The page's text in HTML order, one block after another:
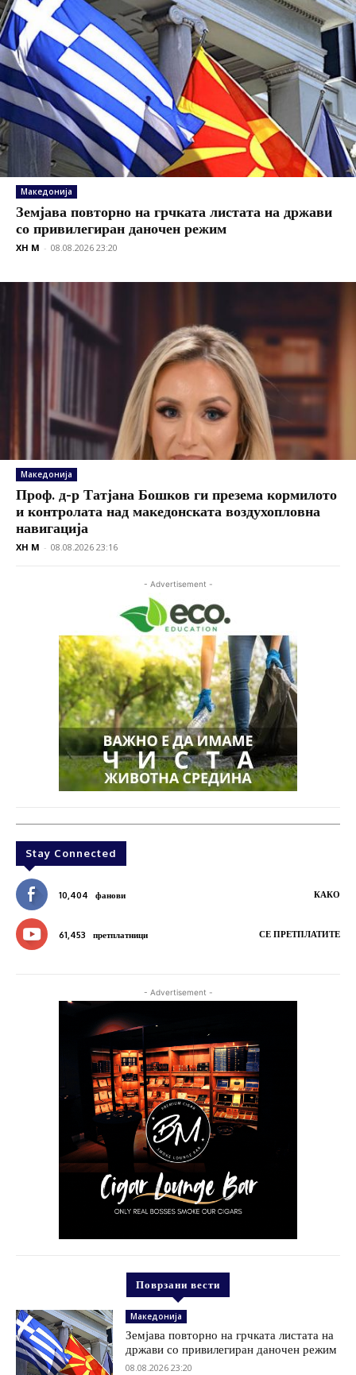
Македонија
Земјава повторно на грчката листата на држави
со привилегиран даночен режим
XH M - 08.08.2026 23:20
Македонија
Проф. д-р Татјана Бошков ги презема кормилото
и контролата над македонската воздухопловна
навигација
XH M - 08.08.2026 23:16
- Advertisement -
Stay Connected
10,404 фанови КАКО
61,453 претплатници СЕ ПРЕТПЛАТИТЕ
- Advertisement -
Поврзани вести
Македонија
Земјава повторно на грчката листата на
држави со привилегиран даночен режим
08.08.2026 23:20